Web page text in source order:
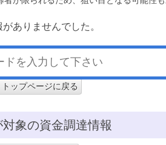
ありませんでした。
ップページに戻る
象の資金調達情報